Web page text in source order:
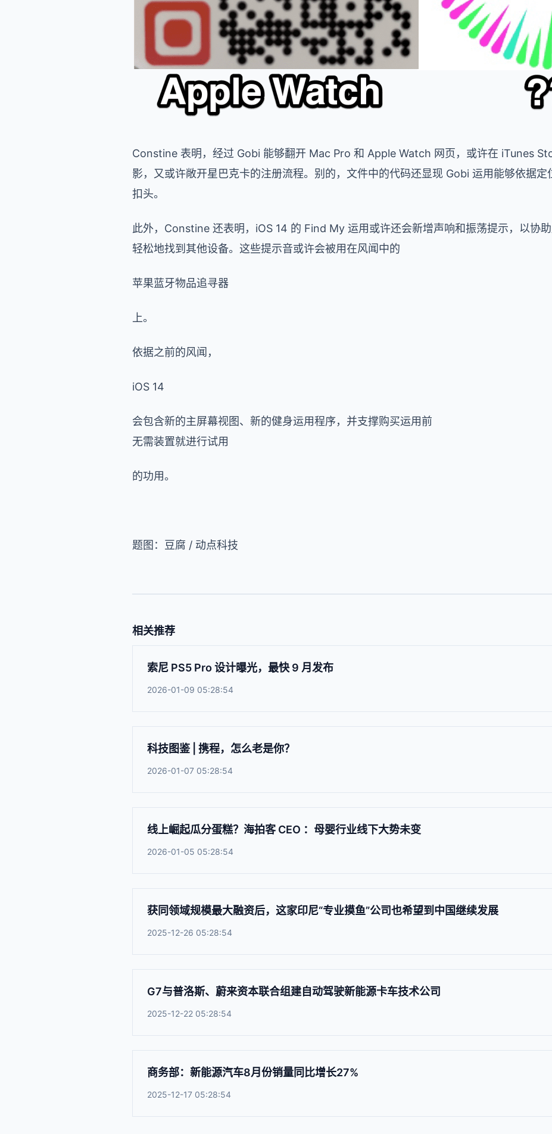
Constine 表明，经过 Gobi 能够翻开 Mac Pro 和 Apple Watch 网页，或许在 iTunes
影，又或许敞开星巴克卡的注册流程。别的，文件中的代码还显现 Gobi 运用能够依据定
扣头。
此外，Constine 还表明，iOS 14 的 Find My 运用或许还会新增声响和振荡提示，以协
轻松地找到其他设备。这些提示音或许会被用在风闻中的
苹果蓝牙物品追寻器
上。
依据之前的风闻，
iOS 14
会包含新的主屏幕视图、新的健身运用程序，并支撑购买运用前
无需装置就进行试用
的功用。
题图：豆腐 / 动点科技
相关推荐
索尼 PS5 Pro 设计曝光，最快 9 月发布
2026-01-09 05:28:54
科技图鉴 | 携程，怎么老是你？
2026-01-07 05:28:54
线上崛起瓜分蛋糕？海拍客 CEO ：母婴行业线下大势未变
2026-01-05 05:28:54
获同领域规模最大融资后，这家印尼“专业摸鱼”公司也希望到中国继续发展
2025-12-26 05:28:54
G7与普洛斯、蔚来资本联合组建自动驾驶新能源卡车技术公司
2025-12-22 05:28:54
商务部：新能源汽车8月份销量同比增长27%
2025-12-17 05:28:54